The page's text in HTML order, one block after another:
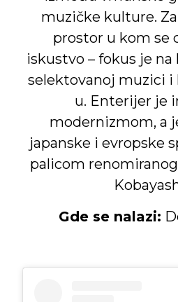
muzičke kulture.
prostor u kom se
iskustvo – fokus je
selektovanoj muzici i
u. Enterijer je
modernizmom, a
japanske i evropske
palicom
Gde se nalazi: